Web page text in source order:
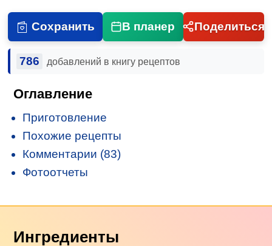
Сохранить В планер Поделиться
786 добавлений в книгу рецептов
Оглавление
Приготовление
Похожие рецепты
Комментарии (83)
Фотоотчеты
Ингредиенты